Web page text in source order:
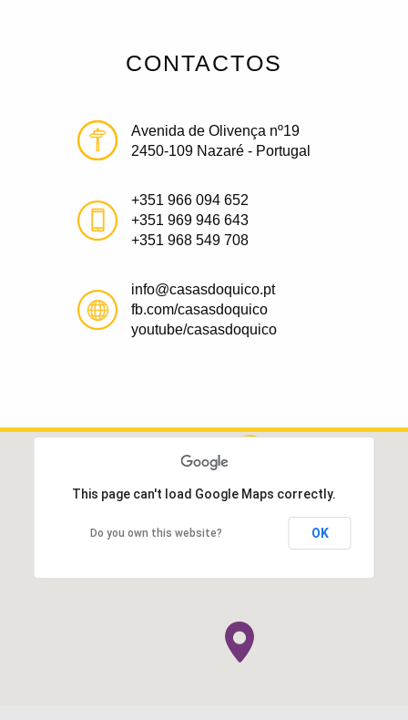
CONTACTOS
Avenida de Olivença nº19
2450-109 Nazaré - Portugal
+351 966 094 652
+351 969 946 643
+351 968 549 708
info@casasdoquico.pt
fb.com/casasdoquico
youtube/casasdoquico
This page can't load Google Maps correctly.
Do you own this website? OK